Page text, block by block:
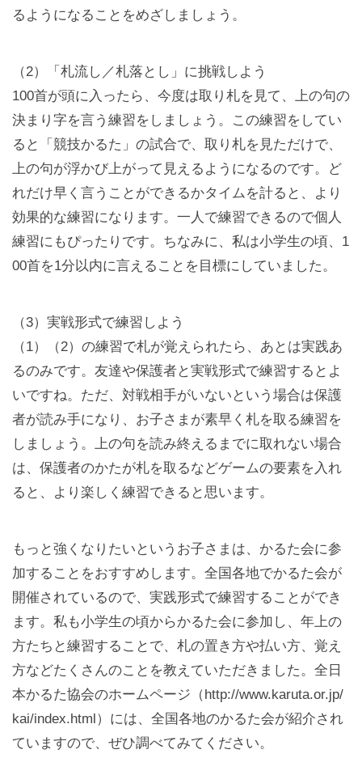
るようになることをめざしましょう。
（2）「札流し／札落とし」に挑戦しよう
100首が頭に入ったら、今度は取り札を見て、上の句の
決まり字を言う練習をしましょう。この練習をしてい
ると「競技かるた」の試合で、取り札を見ただけで、
上の句が浮かび上がって見えるようになるのです。ど
れだけ早く言うことができるかタイムを計ると、より
効果的な練習になります。一人で練習できるので個人
練習にもぴったりです。ちなみに、私は小学生の頃、1
00首を1分以内に言えることを目標にしていました。
（3）実戦形式で練習しよう
（1）（2）の練習で札が覚えられたら、あとは実践あ
るのみです。友達や保護者と実戦形式で練習するとよ
いですね。ただ、対戦相手がいないという場合は保護
者が読み手になり、お子さまが素早く札を取る練習を
しましょう。上の句を読み終えるまでに取れない場合
は、保護者のかたが札を取るなどゲームの要素を入れ
ると、より楽しく練習できると思います。
もっと強くなりたいというお子さまは、かるた会に参
加することをおすすめします。全国各地でかるた会が
開催されているので、実践形式で練習することができ
ます。私も小学生の頃からかるた会に参加し、年上の
方たちと練習することで、札の置き方や払い方、覚え
方などたくさんのことを教えていただきました。全日
本かるた協会のホームページ（http://www.karuta.or.jp/
kai/index.html）には、全国各地のかるた会が紹介され
ていますので、ぜひ調べてみてください。